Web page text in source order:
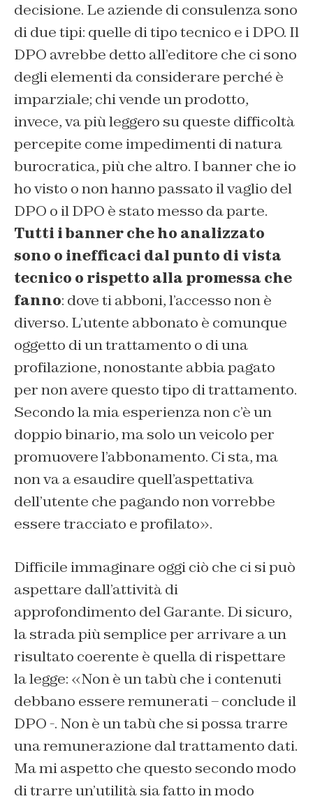
decisione. Le aziende di consulenza sono
di due tipi: quelle di tipo tecnico e i DPO. Il
DPO avrebbe detto all’editore che ci sono
degli elementi da considerare perché è
imparziale; chi vende un prodotto,
invece, va più leggero su queste difficoltà
percepite come impedimenti di natura
burocratica, più che altro. I banner che io
ho visto o non hanno passato il vaglio del
DPO o il DPO è stato messo da parte.
Tutti i banner che ho analizzato
sono o inefficaci dal punto di vista
tecnico o rispetto alla promessa che
fanno: dove ti abboni, l’accesso non è
diverso. L’utente abbonato è comunque
oggetto di un trattamento o di una
profilazione, nonostante abbia pagato
per non avere questo tipo di trattamento.
Secondo la mia esperienza non c’è un
doppio binario, ma solo un veicolo per
promuovere l’abbonamento. Ci sta, ma
non va a esaudire quell’aspettativa
dell’utente che pagando non vorrebbe
essere tracciato e profilato».
Difficile immaginare oggi ciò che ci si può
aspettare dall’attività di
approfondimento del Garante. Di sicuro,
la strada più semplice per arrivare a un
risultato coerente è quella di rispettare
la legge: «Non è un tabù che i contenuti
debbano essere remunerati – conclude il
DPO -. Non è un tabù che si possa trarre
una remunerazione dal trattamento dati.
Ma mi aspetto che questo secondo modo
di trarre un’utilità sia fatto in modo